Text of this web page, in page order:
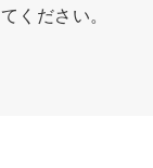
ください。